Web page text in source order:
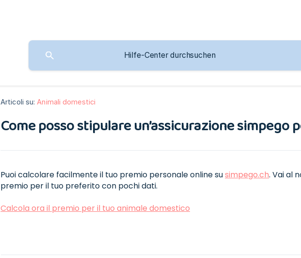
Articoli su: Animali domestici
Come posso stipulare un’assicurazione simpego
Puoi calcolare facilmente il tuo premio personale online susimpego.ch. Vai al
premio per il tuo preferito con pochi dati.
Calcola ora il premio per il tuo animale domestico